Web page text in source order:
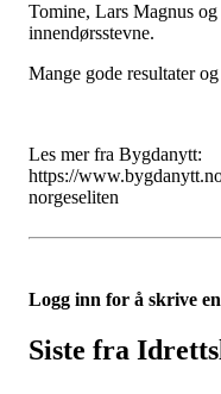
Tomine, Lars Magnus
innendørsstevne.
Mange gode resultater
Les mer fra Bygdanytt:
https://
norgeseliten
Logg inn for å skrive
Siste fra